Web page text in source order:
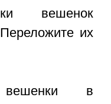
вешенок
их